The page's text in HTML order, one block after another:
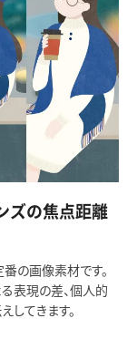
ズの焦点距離
の画像素材です。
表現の差、個人的
てきます。